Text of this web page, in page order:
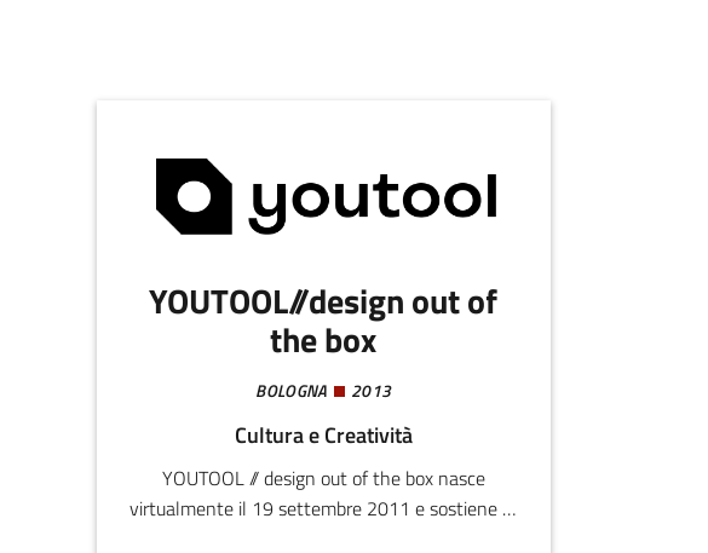
YOUTOOL//design out of
the box
BOLOGNA 2013
Cultura e Creatività
YOUTOOL // design out of the box nasce
virtualmente il 19 settembre 2011 e sostiene la